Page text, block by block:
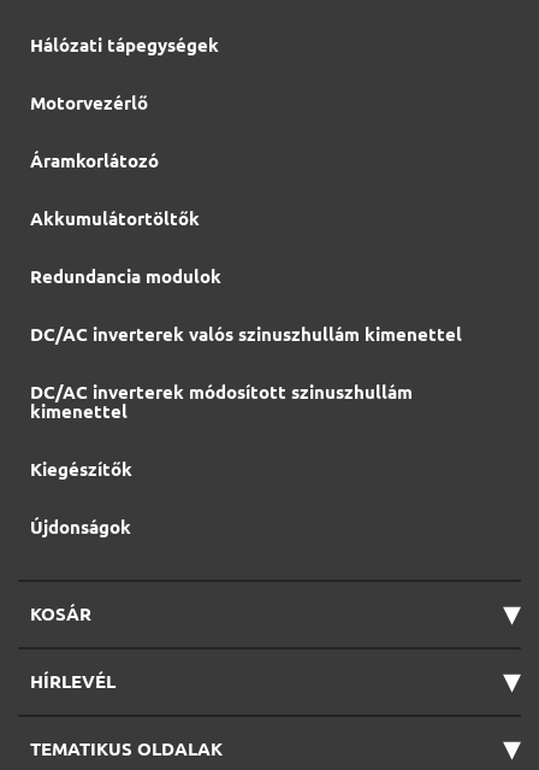
Hálózati tápegységek
Motorvezérlő
Áramkorlátozó
Akkumulátortöltők
Redundancia modulok
DC/AC inverterek valós szinuszhullám kimenettel
DC/AC inverterek módosított szinuszhullám
kimenettel
Kiegészítők
Újdonságok
KOSÁR ▾
HÍRLEVÉL ▾
TEMATIKUS OLDALAK ▾